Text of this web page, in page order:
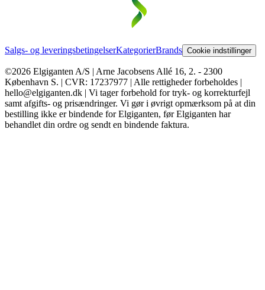
Salgs- og leveringsbetingelserKategorierBrands Cookie indstillinger
©2026 Elgiganten A/S | Arne Jacobsens Allé 16, 2. - 2300
København S. | CVR: 17237977 | Alle rettigheder forbeholdes |
hello@elgiganten.dk | Vi tager forbehold for tryk- og korrekturfejl
samt afgifts- og prisændringer. Vi gør i øvrigt opmærksom på at din
bestilling ikke er bindende for Elgiganten, før Elgiganten har
behandlet din ordre og sendt en bindende faktura.